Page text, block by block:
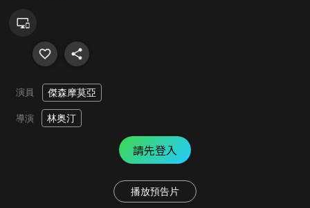
演員 傑森摩莫亞
導演 林奥汀
請先登入
播放預告片